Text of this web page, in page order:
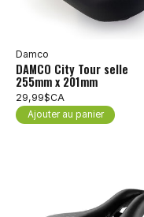
Damco
DAMCO City Tour selle
255mm x 201mm
29,99$CA
Ajouter au panier